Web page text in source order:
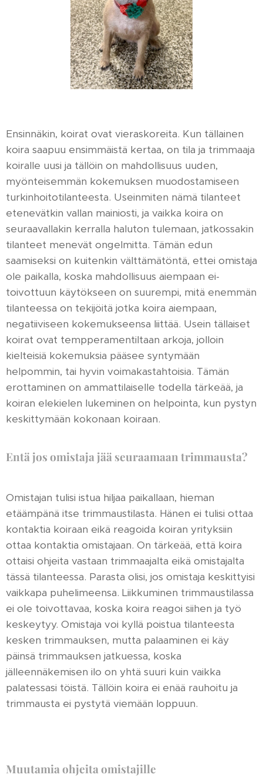
Ensinnäkin, koirat ovat vieraskoreita. Kun tällainen
koira saapuu ensimmäistä kertaa, on tila ja trimmaaja
koiralle uusi ja tällöin on mahdollisuus uuden,
myönteisemmän kokemuksen muodostamiseen
turkinhoitotilanteesta. Useinmiten nämä tilanteet
etenevätkin vallan mainiosti, ja vaikka koira on
seuraavallakin kerralla haluton tulemaan, jatkossakin
tilanteet menevät ongelmitta. Tämän edun
saamiseksi on kuitenkin välttämätöntä, ettei omistaja
ole paikalla, koska mahdollisuus aiempaan ei-
toivottuun käytökseen on suurempi, mitä enemmän
tilanteessa on tekijöitä jotka koira aiempaan,
negatiiviseen kokemukseensa liittää. Usein tällaiset
koirat ovat tempperamentiltaan arkoja, jolloin
kielteisiä kokemuksia pääsee syntymään
helpommin, tai hyvin voimakastahtoisia. Tämän
erottaminen on ammattilaiselle todella tärkeää, ja
koiran elekielen lukeminen on helpointa, kun pystyn
keskittymään kokonaan koiraan.
Entä jos omistaja jää seuraamaan trimmausta?
Omistajan tulisi istua hiljaa paikallaan, hieman
etäämpänä itse trimmaustilasta. Hänen ei tulisi ottaa
kontaktia koiraan eikä reagoida koiran yrityksiin
ottaa kontaktia omistajaan. On tärkeää, että koira
ottaisi ohjeita vastaan trimmaajalta eikä omistajalta
tässä tilanteessa. Parasta olisi, jos omistaja keskittyisi
vaikkapa puhelimeensa. Liikkuminen trimmaustilassa
ei ole toivottavaa, koska koira reagoi siihen ja työ
keskeytyy. Omistaja voi kyllä poistua tilanteesta
kesken trimmauksen, mutta palaaminen ei käy
päinsä trimmauksen jatkuessa, koska
jälleennäkemisen ilo on yhtä suuri kuin vaikka
palatessasi töistä. Tällöin koira ei enää rauhoitu ja
trimmausta ei pystytä viemään loppuun.
Muutamia ohjeita omistajille